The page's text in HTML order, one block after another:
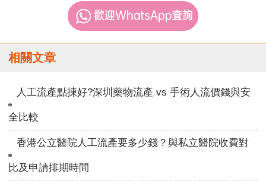
相關文章
人工流產點揀好?深圳藥物流產 vs 手術人流價錢與安
全比較
香港公立醫院人工流產要多少錢？與私立醫院收費對
比及申請排期時間